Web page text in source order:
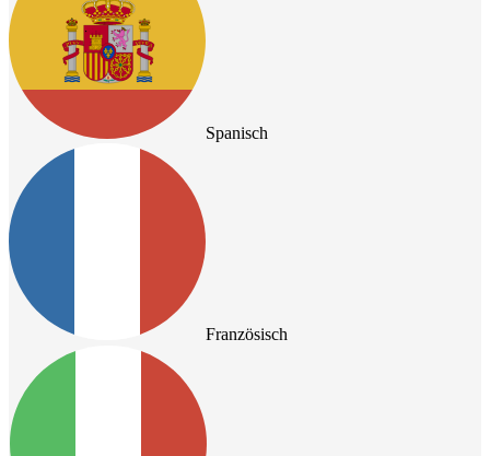
Spanisch
Französisch